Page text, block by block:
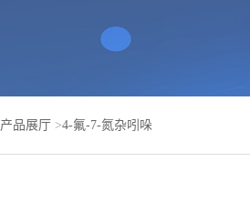
产品展厅 >4-氟-7-氮杂吲哚